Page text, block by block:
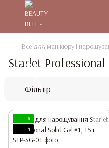
Все для манікюру і
Starlet Professional
Фільтр
4
4